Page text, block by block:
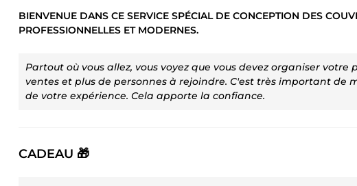
BIENVENUE DANS CE SERVICE SPÉCIAL DE CONCEPTION DES
PROFESSIONNELLES ET MODERNES.
Partout où vous allez, vous voyez que vous devez organiser
ventes et plus de personnes à rejoindre. C'est très important
de votre expérience. Cela apporte la confiance.
CADEAU 🎁